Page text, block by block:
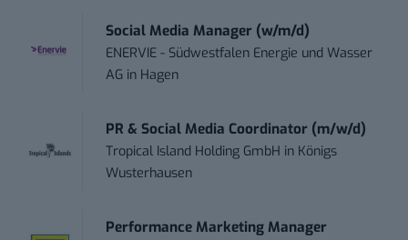
Social Media Manager (w/m/d)
ENERVIE - Südwestfalen Energie und Wasser
AG in Hagen
PR & Social Media Coordinator (m/w/d)
Tropical Island Holding GmbH in Königs
Wusterhausen
Performance Marketing Manager